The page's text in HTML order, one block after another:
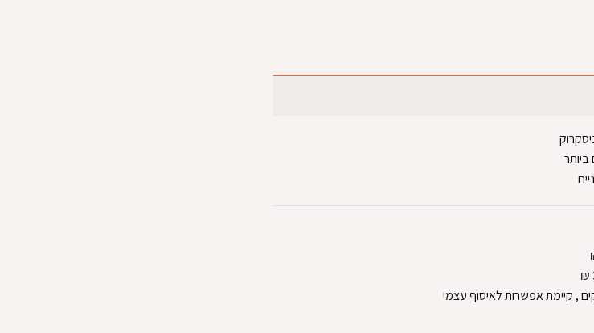
₪
, קיימת אפשרות לאיסוף עצמי